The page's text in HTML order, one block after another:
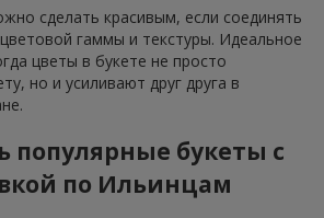
сделать красивым, если соединять
гаммы и текстуры. Идеальное
цветы в букете не просто
но и усиливают друг друга в
популярные букеты с
по Ильинцам